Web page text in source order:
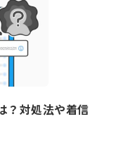
？対処法や着信